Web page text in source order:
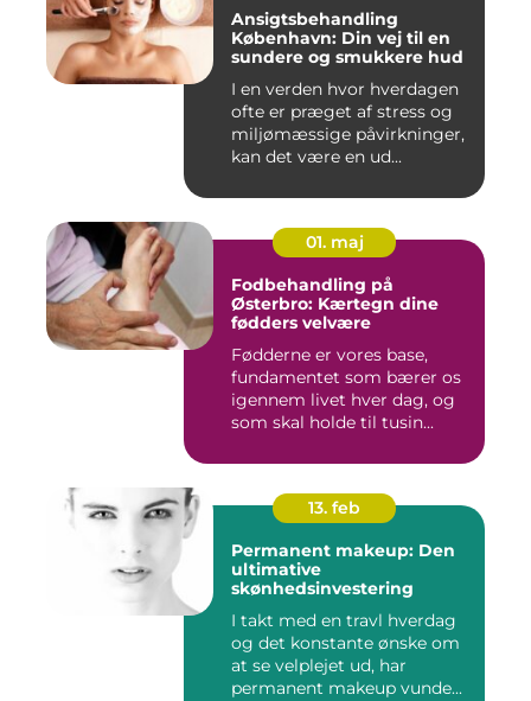
Ansigtsbehandling
København: Din vej til en
sundere og smukkere hud
I en verden hvor hverdagen
ofte er præget af stress og
miljømæssige påvirkninger,
kan det være en ud...
01. maj
Fodbehandling på
Østerbro: Kærtegn dine
fødders velvære
Fødderne er vores base,
fundamentet som bærer os
igennem livet hver dag, og
som skal holde til tusin...
13. feb
Permanent makeup: Den
ultimative
skønhedsinvestering
I takt med en travl hverdag
og det konstante ønske om
at se velplejet ud, har
permanent makeup vunde...